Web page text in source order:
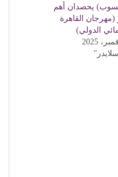
يحصدان أهم
(مهرجان القاهرة
الدولي)